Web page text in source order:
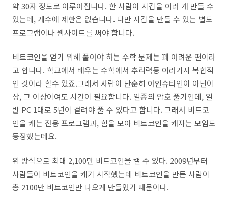
약 30자 정도로 이루어집니다. 한 사람이 지갑을 여러 개 만들 수
있는데, 개수에 제한은 없습니다. 다만 지갑을 만들 수 있는 별도
프로그램이나 웹사이트를 써야 합니다.
비트코인을 얻기 위해 풀어야 하는 수학 문제는 꽤 어려운 편이라
고 합니다. 학교에서 배우는 수학에서 추리력등 여러가지 복합적
인 것이라 할수 있죠.그래서 사람이 단순히 아인슈타인이 아닌이
상, 그 이상이여도 시간이 필요합니다. 일종의 암호 풀기인데, 일
반 PC 1대로 5년이 걸려야 풀 수 있다고 합니다. 그래서 비트코
인을 캐는 전용 프로그램과, 힘을 모아 비트코인을 캐자는 모임도
등장했는데요.
위 방식으로 최대 2,100만 비트코인을 캘 수 있다. 2009년부터
사람들이 비트코인을 캐기 시작했는데 비트코인을 만든 사람이
총 2100만 비트코인만 나오게 만들었기 때문이다.